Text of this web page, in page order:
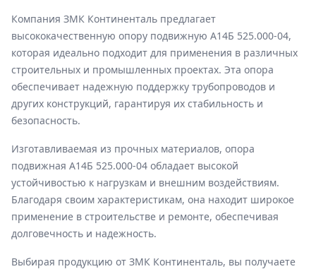
Компания ЗМК Континенталь предлагает
высококачественную опору подвижную А14Б 525.000-04,
которая идеально подходит для применения в различных
строительных и промышленных проектах. Эта опора
обеспечивает надежную поддержку трубопроводов и
других конструкций, гарантируя их стабильность и
безопасность.
Изготавливаемая из прочных материалов, опора
подвижная А14Б 525.000-04 обладает высокой
устойчивостью к нагрузкам и внешним воздействиям.
Благодаря своим характеристикам, она находит широкое
применение в строительстве и ремонте, обеспечивая
долговечность и надежность.
Выбирая продукцию от ЗМК Континенталь, вы получаете